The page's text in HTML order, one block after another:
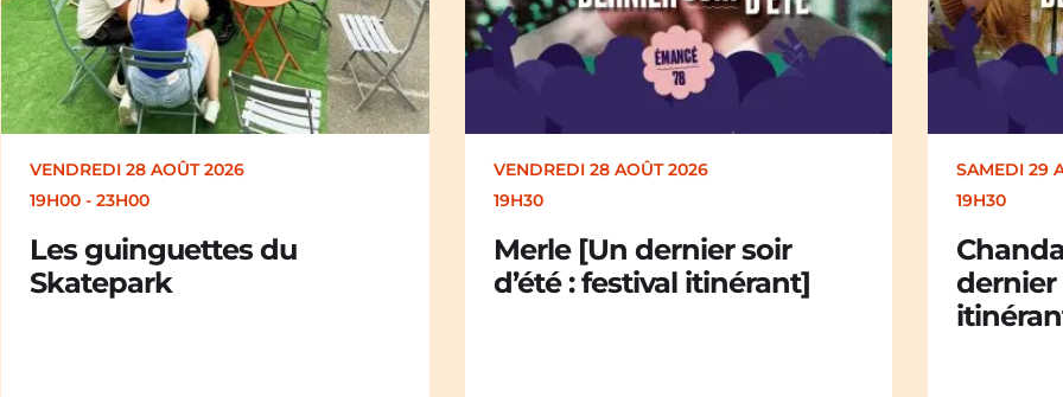
VENDREDI 28 AOÛT 2026
19H30
Merle [Un dernier soir
d’été : festival itinérant]
SAMEDI 29 AOÛT 2026
19H30
Chandail Chandail [Un
dernier soir d’été : festival
SAMEDI 29
19H30
La
dernier